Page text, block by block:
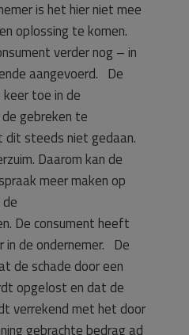
is het hier niet mee
oplossing te komen.
verder nog – in
aangevoerd. De
toe in de
gebreken te
steeds niet gedaan.
Daarom kan de
meer maken op
De consument heeft
in de ondernemer. De
de schade door een
opgelost en dat de
verrekend met het door
gebrachte bedrag ad